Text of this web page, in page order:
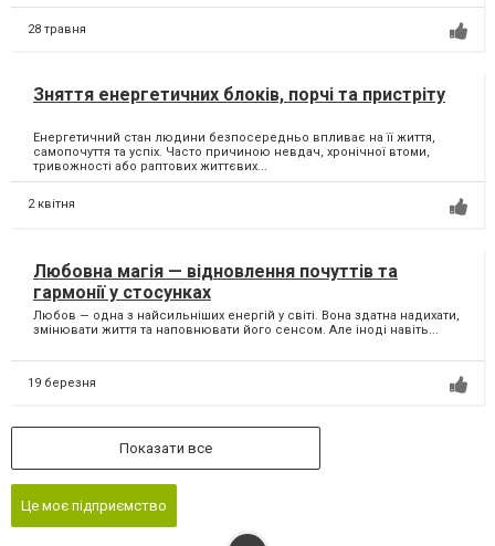
28 травня
Зняття енергетичних блоків, порчі та пристріту
Енергетичний стан людини безпосередньо впливає на її життя,
самопочуття та успіх. Часто причиною невдач, хронічної втоми,
тривожності або раптових життєвих...
2 квітня
Любовна магія — відновлення почуттів та
гармонії у стосунках
Любов — одна з найсильніших енергій у світі. Вона здатна надихати,
змінювати життя та наповнювати його сенсом. Але іноді навіть...
19 березня
Показати все
Це моє підприємство